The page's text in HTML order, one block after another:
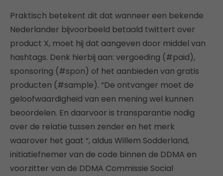
Praktisch betekent dit dat wanneer een bekende
Nederlander bijvoorbeeld betaald twittert over
product X, moet hij dat aangeven door middel van
hashtags. Denk hierbij aan: vergoeding (#paid),
sponsoring (#spon) of het aanbieden van gratis
producten (#sample). “De ontvanger moet de
geloofwaardigheid van een mening wel kunnen
beoordelen. En daarvoor is transparantie nodig
over de relatie tussen zender en het merk
waarover het gaat “, aldus Willem Sodderland,
initiatiefnemer van de code binnen de DDMA en
voorzitter van de DDMA Commissie Social